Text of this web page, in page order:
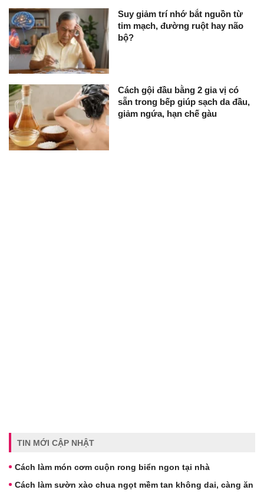
Suy giảm trí nhớ bắt nguồn từ
tim mạch, đường ruột hay não
bộ?
Cách gội đầu bằng 2 gia vị có
sẵn trong bếp giúp sạch da đầu,
giảm ngứa, hạn chế gàu
TIN MỚI CẬP NHẬT
Cách làm món cơm cuộn rong biển ngon tại nhà
Cách làm sườn xào chua ngọt mềm tan không dai, càng ăn